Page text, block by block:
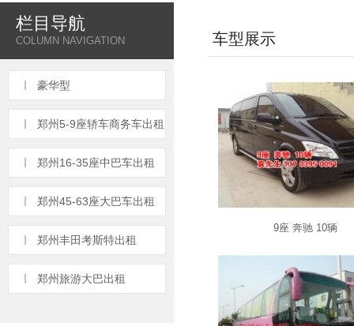
栏目导航
COLUMN NAVIGATION
豪华型
郑州5-9座轿车商务车出租
郑州16-35座中巴车出租
郑州45-63座大巴车出租
郑州丰田考斯特出租
郑州旅游大巴出租
车型展示
9座 奔驰 10辆